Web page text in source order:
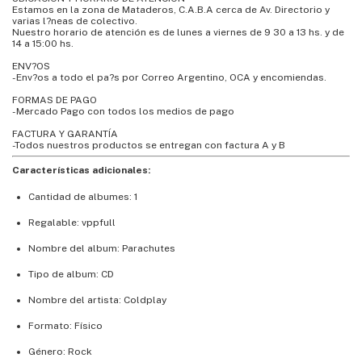
Estamos en la zona de Mataderos, C.A.B.A cerca de Av. Directorio y
varias l?neas de colectivo.
Nuestro horario de atención es de lunes a viernes de 9 30 a 13 hs. y de
14 a 15:00 hs.
ENV?OS
-Env?os a todo el pa?s por Correo Argentino, OCA y encomiendas.
FORMAS DE PAGO
-Mercado Pago con todos los medios de pago
FACTURA Y GARANTÍA
-Todos nuestros productos se entregan con factura A y B
Características adicionales:
Cantidad de albumes: 1
Regalable: vppfull
Nombre del album: Parachutes
Tipo de album: CD
Nombre del artista: Coldplay
Formato: Físico
Género: Rock